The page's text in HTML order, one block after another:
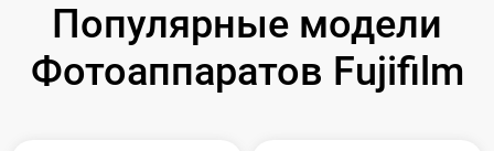
Популярные модели
Фотоаппаратов Fujifilm